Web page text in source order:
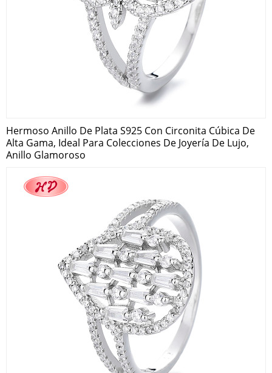
Hermoso Anillo De Plata S925 Con Circonita Cúbica De
Alta Gama, Ideal Para Colecciones De Joyería De Lujo,
Anillo Glamoroso